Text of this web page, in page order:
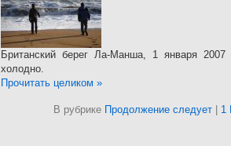
Британский берег Ла-Манша, 1 января
холодно.
Прочитать целиком »
В рубрике Продолжение следует 1